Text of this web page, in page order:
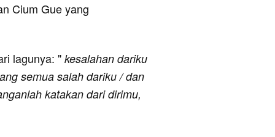
Cium Gue yang
lagunya: " kesalahan dariku
semua salah dariku / dan
katakan dari dirimu,